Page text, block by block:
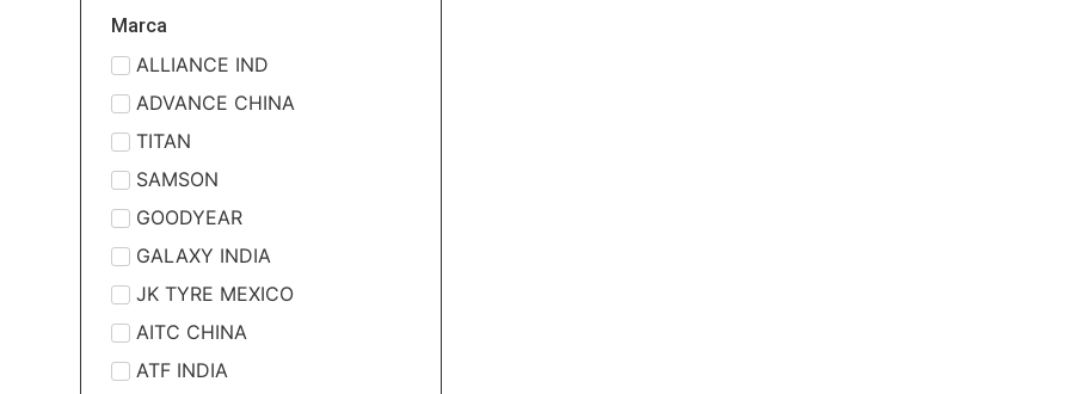
Marca
ALLIANCE IND
ADVANCE CHINA
TITAN
SAMSON
GOODYEAR
GALAXY INDIA
JK TYRE MEXICO
AITC CHINA
ATF INDIA